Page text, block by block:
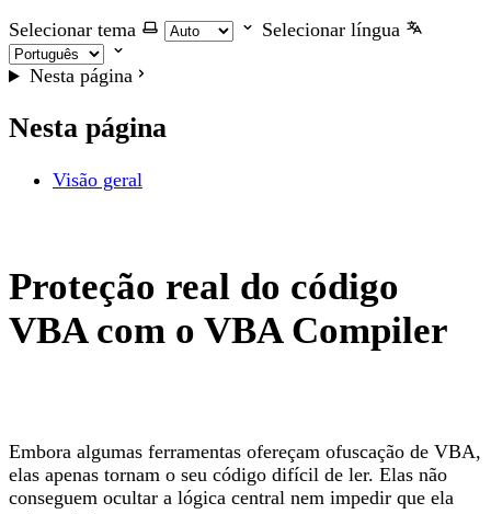
Selecionar tema
Selecionar língua
Nesta página
Nesta página
Visão geral
Proteção real do código
VBA com o VBA Compiler
Embora algumas ferramentas ofereçam ofuscação de VBA,
elas apenas tornam o seu código difícil de ler. Elas não
conseguem ocultar a lógica central nem impedir que ela